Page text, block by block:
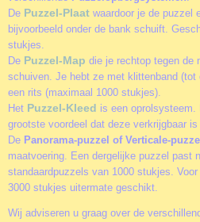
De Puzzel-Plaat waardoor je de puzzel
bijvoorbeeld onder de bank schuift.
stukjes.
De Puzzel-Map die je rechtop tegen de
schuiven. Je hebt ze met klittenband
een rits (maximaal 1000 stukjes).
Het Puzzel-Kleed is een
grootste voordeel dat deze verkrijgbaar
De Panorama-puzzel of Verticale-puzzel
maatvoering. Een dergelijke puzzel past
standaardpuzzels van 1000 stukjes.
3000 stukjes uitermate geschikt.
Wij adviseren u graag over de